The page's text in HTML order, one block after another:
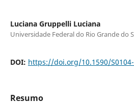
Luciana Gruppelli Luciana
Universidade Federal do Rio Grande do
DOI: https://doi.org/10.1590/S0104-
Resumo